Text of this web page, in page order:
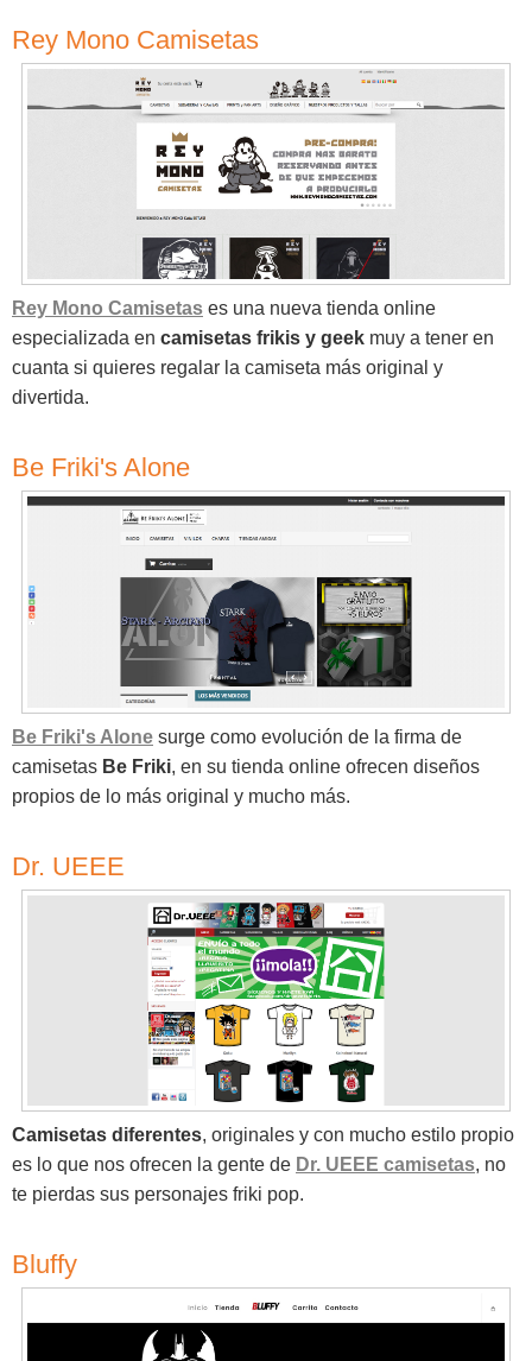
Rey Mono Camisetas
Rey Mono Camisetas es una nueva tienda online
especializada en camisetas frikis y geek muy a tener en
cuanta si quieres regalar la camiseta más original y
divertida.
Be Friki's Alone
Be Friki's Alone surge como evolución de la firma de
camisetas Be Friki, en su tienda online ofrecen diseños
propios de lo más original y mucho más.
Dr. UEEE
Camisetas diferentes, originales y con mucho estilo propio
es lo que nos ofrecen la gente de Dr. UEEE camisetas, no
te pierdas sus personajes friki pop.
Bluffy